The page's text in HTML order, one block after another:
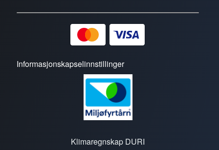
Informasjonskapselinnstillinger
Klimaregnskap DURI